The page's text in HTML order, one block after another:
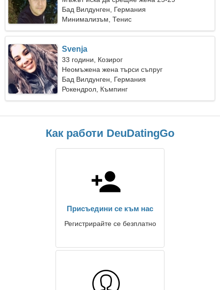
Бад Вилдунген, Германия
Минимализъм, Тенис
Svenja
33 години, Козирог
Неомъжена жена търси съпруг
Бад Вилдунген, Германия
Рокендрол, Къмпинг
Как работи DeuDatingGo
Присъедини се към нас
Регистрирайте се безплатно